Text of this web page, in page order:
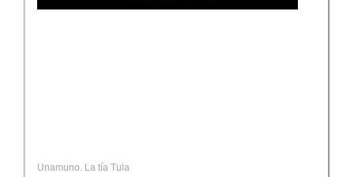
Unamuno. La tía Tula